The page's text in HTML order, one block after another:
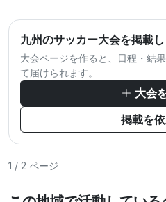
九州のサッカー大会を掲載
大会ページを作ると、日程・結
て届けられます。
大会
掲載を
1 / 2 ページ